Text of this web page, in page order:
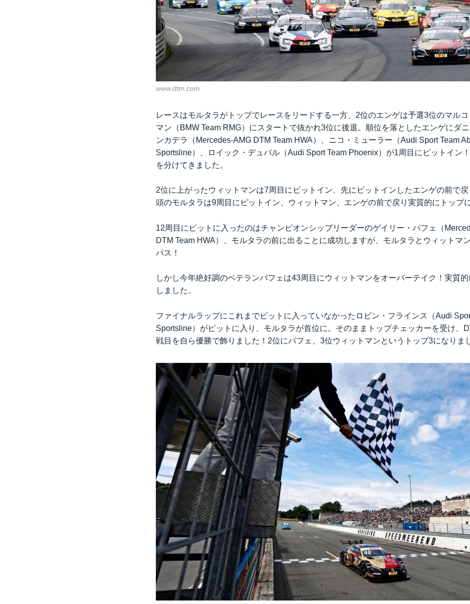
www.dtm.com
レースはモルタラがトップでレースをリードする一方、2位のエンゲは予選3位のマルコ
マン（BMW Team RMG）にスタートで抜かれ3位に後退。順位を落としたエンゲにダニ
ンカデラ（Mercedes-AMG DTM Team HWA）、ニコ・ミューラー（Audi Sport Team
Sportsline）、ロイック・デュバル（Audi Sport Team Phoenix）が1周目にピットイン
を分けてきました。
2位に上がったウィットマンは7周目にピットイン、先にピットインしたエンゲの前で
頭のモルタラは9周目にピットイン、ウィットマン、エンゲの前で戻り実質的にトップに
12周目にピットに入ったのはチャンピオンシップリーダーのゲイリー・パフェ（
DTM Team HWA）、モルタラの前に出ることに成功しますが、モルタラとウィットマ
パス！
しかし今年絶好調のベテランパフェは43周目にウィットマンをオーバーテイク！実質
しました。
ファイナルラップにこれまでピットに入っていなかったロビン・フラインス（Audi
Sportsline）がピットに入り、モルタラが首位に。そのままトップチェッカーを受け、
戦目を自ら優勝で飾りました！2位にパフェ、3位ウィットマンというトップ3になりま